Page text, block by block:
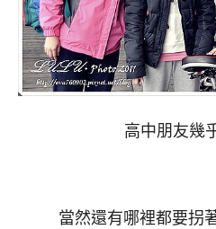
高中朋友幾
當然還有哪裡都要拐